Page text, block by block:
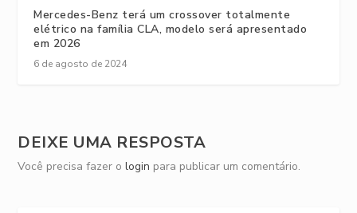
Mercedes-Benz terá um crossover totalmente
elétrico na família CLA, modelo será apresentado
em 2026
6 de agosto de 2024
DEIXE UMA RESPOSTA
Você precisa fazer ologin para publicar um comentário.